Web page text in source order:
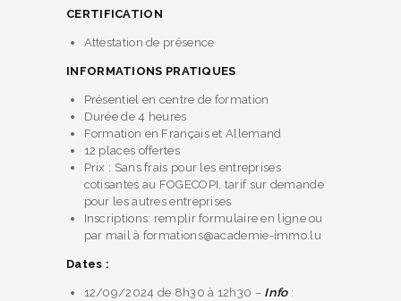
CERTIFICATION
Attestation de présence
INFORMATIONS PRATIQUES
Présentiel en centre de formation
Durée de 4 heures
Formation en Français et Allemand
12 places offertes
Prix : Sans frais pour les entreprises
cotisantes au FOGECOPI, tarif sur demande
pour les autres entreprises
Inscriptions: remplir formulaire en ligne ou
par mail à formations@academie-immo.lu
Dates :
12/09/2024 de 8h30 à 12h30 – Info: